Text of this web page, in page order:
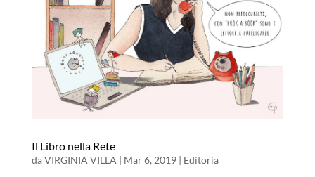
Il Libro nella Rete
daVIRGINIA VILLA | Mar 6, 2019| Editoria